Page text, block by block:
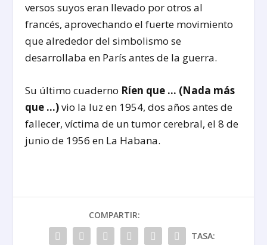
versos suyos eran llevado por otros al
francés, aprovechando el fuerte movimiento
que alrededor del simbolismo se
desarrollaba en París antes de la guerra.
Su último cuaderno Ríen que … (Nada más
que …)vio la luz en 1954, dos años antes de
fallecer, víctima de un tumor cerebral, el 8 de
junio de 1956 en La Habana.
COMPARTIR:
TASA: